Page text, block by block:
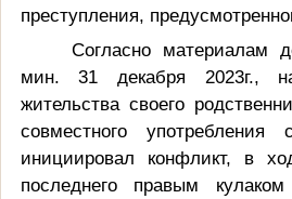
преступления,
Согласно материалам
мин. 31 декабря 2023г.,
жительства своего
совместного употребления
инициировал конфликт, в
последнего правым